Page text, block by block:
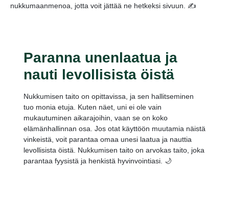
nukkumaanmenoa, jotta voit jättää ne hetkeksi sivuun. ✍️
Paranna unenlaatua ja
nauti levollisista öistä
Nukkumisen taito on opittavissa, ja sen hallitseminen
tuo monia etuja. Kuten näet, uni ei ole vain
mukautuminen aikarajoihin, vaan se on koko
elämänhallinnan osa. Jos otat käyttöön muutamia näistä
vinkeistä, voit parantaa omaa unesi laatua ja nauttia
levollisista öistä. Nukkumisen taito on arvokas taito, joka
parantaa fyysistä ja henkistä hyvinvointiasi. 🌙